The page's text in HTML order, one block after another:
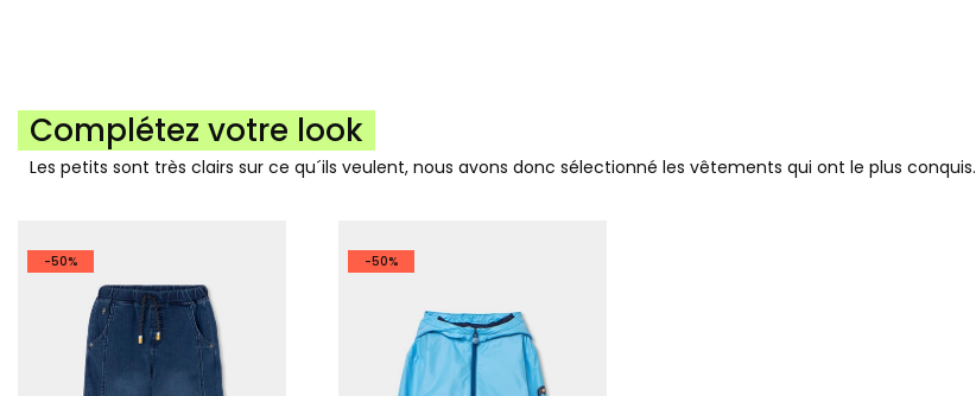
Complétez votre look
Les petits sont très clairs sur ce qu´ils veulent, nous avons donc sélectionné les vêtements qui ont le plus conquis.
-50% -50%